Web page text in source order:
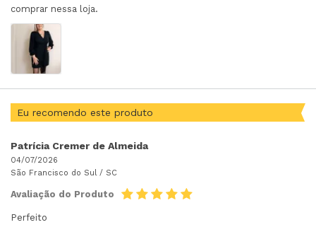
comprar nessa loja.
Eu recomendo este produto
Patrícia Cremer de Almeida
04/07/2026
São Francisco do Sul / SC
Avaliação do Produto
Perfeito